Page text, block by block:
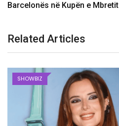
Barcelonës në Kupën e Mbretit
Related Articles
SHOWBIZ